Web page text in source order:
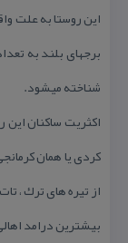
این روستا به علت
برجهای بلند به
شناخته میشود.
اكثریت ساكنان این
كردی یا همان
از تیره های ترك ،
بیشترین درامد